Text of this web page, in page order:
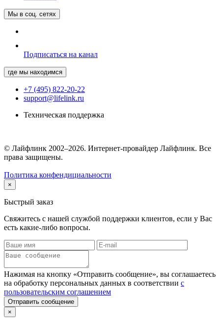
Мы в соц. сетях
Подписаться на канал
где мы находимся
+7 (495) 822-20-22
support@lifelink.ru
Техническая поддержка
© Лайфлинк 2002–2026. Интернет-провайдер Лайфлинк. Все
права защищены.
Политика конфендициальности
×
Быстрый заказ
Свяжитесь с нашей службой поддержки клиентов, если у Вас
есть какие-либо вопросы.
Нажимая на кнопку «Отправить сообщение», вы соглашаетесь
на обработку персональных данных в соответствии с
пользовательским соглашением
Отправить сообщение
×